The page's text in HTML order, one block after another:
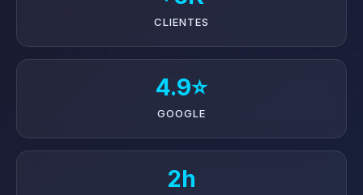
CLIENTES
4.9⭐
GOOGLE
2h